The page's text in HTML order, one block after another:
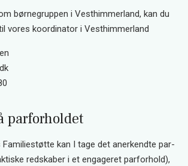
børnegruppen i Vesthimmerland, kan du
vores koordinator i Vesthimmerland
parforholdet
Familiestøtte kan I tage det anerkendte par-
redskaber i et engageret parforhold),